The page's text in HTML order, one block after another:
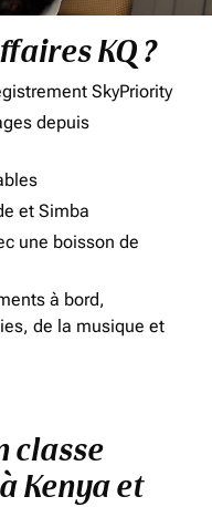
KQ ?
SkyPriority
depuis
et Simba
une boisson de
à bord,
de la musique et
classe
Kenya et